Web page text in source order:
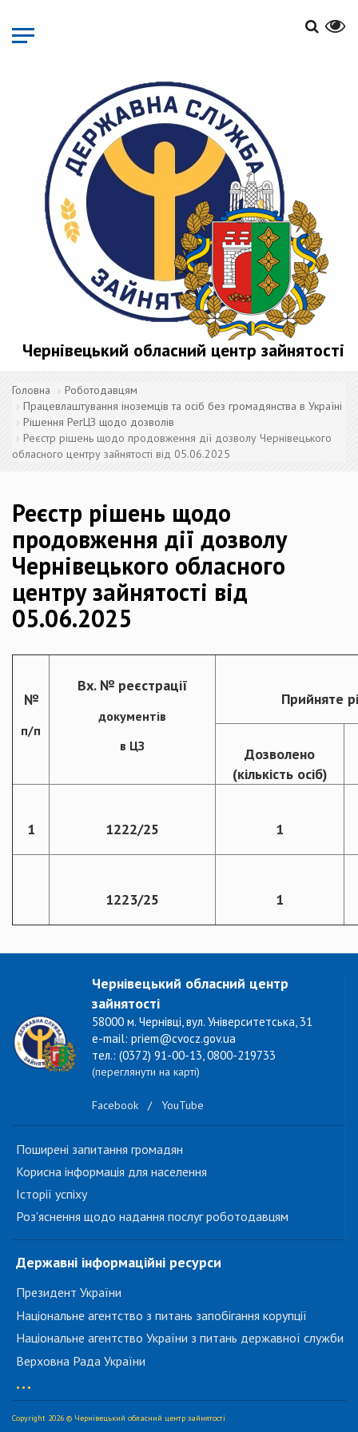
основного
матеріалу
Чернівецький обласний центр зайнятості
Головна
Роботодавцям
Працевлаштування іноземців та осіб без громадянства в Україні
Рішення РегЦЗ щодо дозволів
Реєстр рішень щодо продовження дії дозволу Чернівецького
обласного центру зайнятості від 05.06.2025
Реєстр рішень щодо
продовження дії дозволу
Чернівецького обласного
центру зайнятості від
05.06.2025
№
п/п
Вх. № реєстрації
документів
в ЦЗ
Прийняте
Дозволено
(кількість осіб)
1 1222/25 1
1223/25 1
Чернівецький обласний центр
зайнятості
58000 м. Чернівці, вул. Університетська, 31
e-mail: priem@cvocz.gov.ua
тел.: (0372) 91-00-13, 0800-219733
(переглянути на карті)
Facebook / YouTube
Поширені запитання громадян
Корисна інформація для населення
Історії успіху
Роз'яснення щодо надання послуг роботодавцям
Державні інформаційні ресурси
Президент України
Національне агентство з питань запобігання корупції
Національне агентство України з питань державної служби
Верховна Рада України
...
Copyright 2026 © Чернівецький обласний центр зайнятості